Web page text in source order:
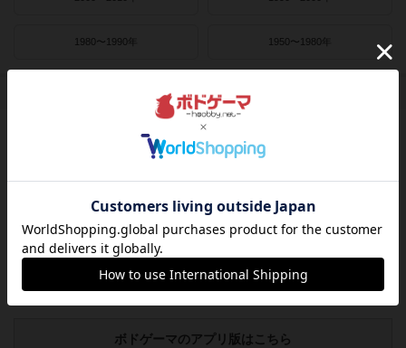
1980〜1990年 1950〜1980年
ライナー・クニツィア
ヴォルフガング・クラマー ウヴェ・ローゼンベルク
フリードマン・フリーゼ カナイセイジ
クレメンス・フランツ クリス・キリアムス
ボドゲーマのアプリ版はこちら